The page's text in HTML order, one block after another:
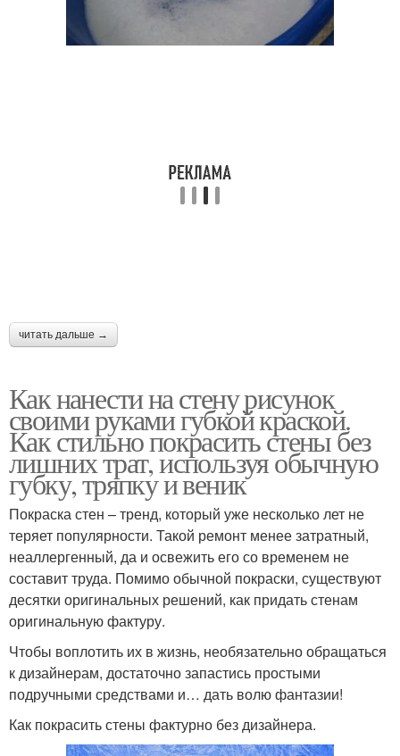
читать дальше →
Как нанести на стену рисунок
своими руками губкой краской.
Как стильно покрасить стены без
лишних трат, используя обычную
губку, тряпку и веник
Покраска стен – тренд, который уже несколько лет не
теряет популярности. Такой ремонт менее затратный,
неаллергенный, да и освежить его со временем не
составит труда. Помимо обычной покраски, существуют
десятки оригинальных решений, как придать стенам
оригинальную фактуру.
Чтобы воплотить их в жизнь, необязательно обращаться
к дизайнерам, достаточно запастись простыми
подручными средствами и… дать волю фантазии!
Как покрасить стены фактурно без дизайнера.